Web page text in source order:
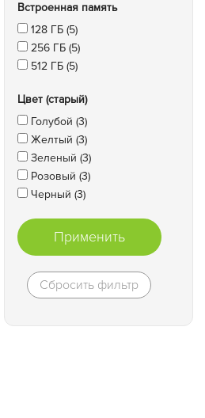
Встроенная память
128 ГБ (5)
256 ГБ (5)
512 ГБ (5)
Цвет (старый)
Голубой (3)
Желтый (3)
Зеленый (3)
Розовый (3)
Черный (3)
Применить
Сбросить фильтр